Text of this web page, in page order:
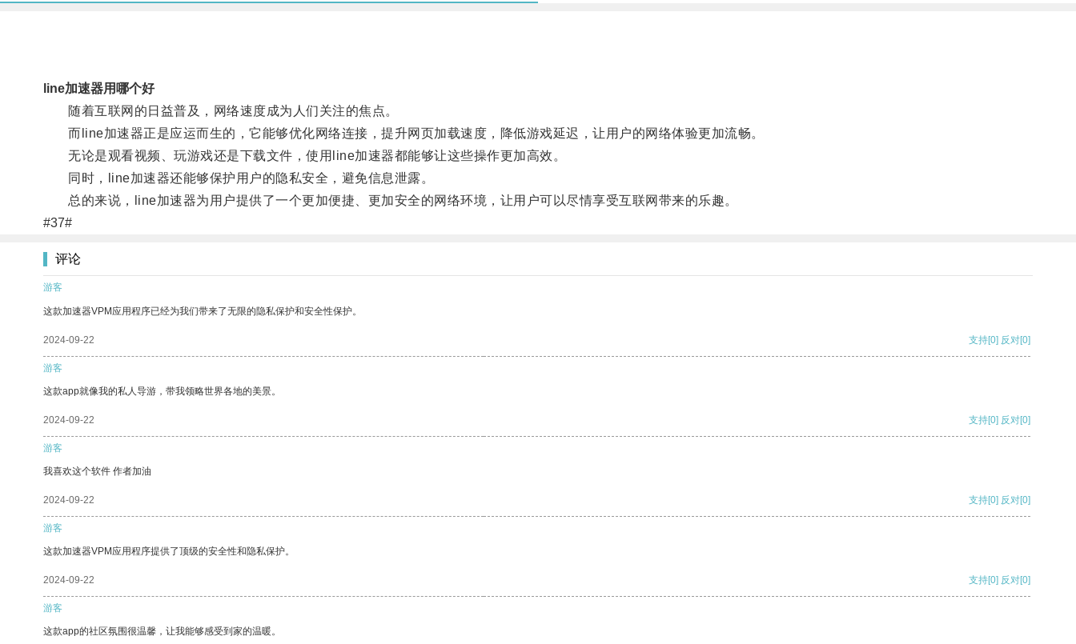
line加速器用哪个好
随着互联网的日益普及，网络速度成为人们关注的焦点。
而line加速器正是应运而生的，它能够优化网络连接，提升网页加载速度，降低游戏延迟，让用户的网络体验更加流畅。
无论是观看视频、玩游戏还是下载文件，使用line加速器都能够让这些操作更加高效。
同时，line加速器还能够保护用户的隐私安全，避免信息泄露。
总的来说，line加速器为用户提供了一个更加便捷、更加安全的网络环境，让用户可以尽情享受互联网带来的乐趣。
#37#
评论
游客
这款加速器VPM应用程序已经为我们带来了无限的隐私保护和安全性保护。
2024-09-22 支持[0] 反对[0]
游客
这款app就像我的私人导游，带我领略世界各地的美景。
2024-09-22 支持[0] 反对[0]
游客
我喜欢这个软件 作者加油
2024-09-22 支持[0] 反对[0]
游客
这款加速器VPM应用程序提供了顶级的安全性和隐私保护。
2024-09-22 支持[0] 反对[0]
游客
这款app的社区氛围很温馨，让我能够感受到家的温暖。